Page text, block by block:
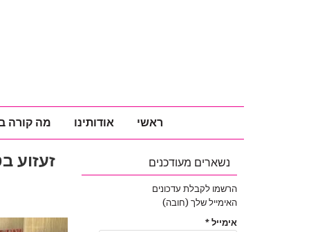
ראשי אודותינו מה קורה
זעזוע
נשארים מעודכנים
הרשמו לקבלת עדכונים
האימייל שלך (חובה)
אימייל *